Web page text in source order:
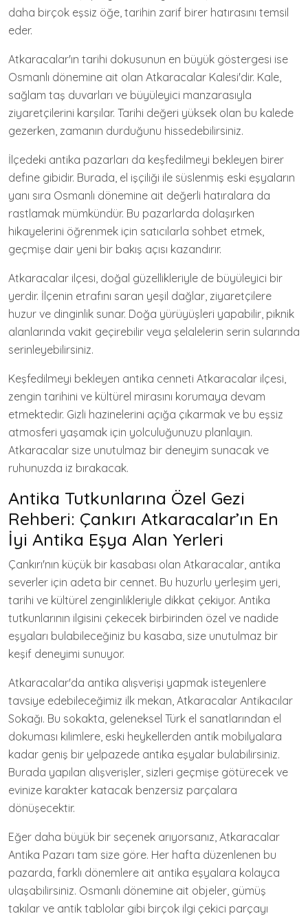
daha birçok eşsiz öğe, tarihin zarif birer hatırasını temsil
eder.
Atkaracalar'ın tarihi dokusunun en büyük göstergesi ise
Osmanlı dönemine ait olan Atkaracalar Kalesi'dir. Kale,
sağlam taş duvarları ve büyüleyici manzarasıyla
ziyaretçilerini karşılar. Tarihi değeri yüksek olan bu kalede
gezerken, zamanın durduğunu hissedebilirsiniz.
İlçedeki antika pazarları da keşfedilmeyi bekleyen birer
define gibidir. Burada, el işçiliği ile süslenmiş eski eşyaların
yanı sıra Osmanlı dönemine ait değerli hatıralara da
rastlamak mümkündür. Bu pazarlarda dolaşırken
hikayelerini öğrenmek için satıcılarla sohbet etmek,
geçmişe dair yeni bir bakış açısı kazandırır.
Atkaracalar ilçesi, doğal güzellikleriyle de büyüleyici bir
yerdir. İlçenin etrafını saran yeşil dağlar, ziyaretçilere
huzur ve dinginlik sunar. Doğa yürüyüşleri yapabilir, piknik
alanlarında vakit geçirebilir veya şelalelerin serin sularında
serinleyebilirsiniz.
Keşfedilmeyi bekleyen antika cenneti Atkaracalar ilçesi,
zengin tarihini ve kültürel mirasını korumaya devam
etmektedir. Gizli hazinelerini açığa çıkarmak ve bu eşsiz
atmosferi yaşamak için yolculuğunuzu planlayın.
Atkaracalar size unutulmaz bir deneyim sunacak ve
ruhunuzda iz bırakacak.
Antika Tutkunlarına Özel Gezi
Rehberi: Çankırı Atkaracalar’ın En
İyi Antika Eşya Alan Yerleri
Çankırı'nın küçük bir kasabası olan Atkaracalar, antika
severler için adeta bir cennet. Bu huzurlu yerleşim yeri,
tarihi ve kültürel zenginlikleriyle dikkat çekiyor. Antika
tutkunlarının ilgisini çekecek birbirinden özel ve nadide
eşyaları bulabileceğiniz bu kasaba, size unutulmaz bir
keşif deneyimi sunuyor.
Atkaracalar'da antika alışverişi yapmak isteyenlere
tavsiye edebileceğimiz ilk mekan, Atkaracalar Antikacılar
Sokağı. Bu sokakta, geleneksel Türk el sanatlarından el
dokuması kilimlere, eski heykellerden antik mobilyalara
kadar geniş bir yelpazede antika eşyalar bulabilirsiniz.
Burada yapılan alışverişler, sizleri geçmişe götürecek ve
evinize karakter katacak benzersiz parçalara
dönüşecektir.
Eğer daha büyük bir seçenek arıyorsanız, Atkaracalar
Antika Pazarı tam size göre. Her hafta düzenlenen bu
pazarda, farklı dönemlere ait antika eşyalara kolayca
ulaşabilirsiniz. Osmanlı dönemine ait objeler, gümüş
takılar ve antik tablolar gibi birçok ilgi çekici parçayı